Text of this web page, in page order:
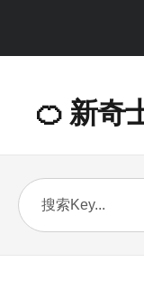
🍊 新奇